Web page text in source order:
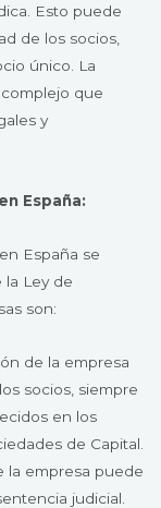
Esto puede
de los socios,
único. La
que
y
España:
España se
la Ley de
son:
de la empresa
socios, siempre
en los
de Capital.
la empresa puede
judicial.